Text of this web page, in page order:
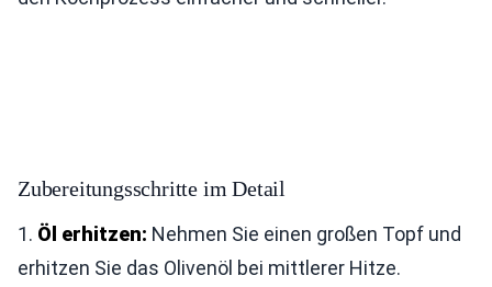
Zubereitungsschritte im Detail
1. Öl erhitzen: Nehmen Sie einen großen Topf und
erhitzen Sie das Olivenöl bei mittlerer Hitze.